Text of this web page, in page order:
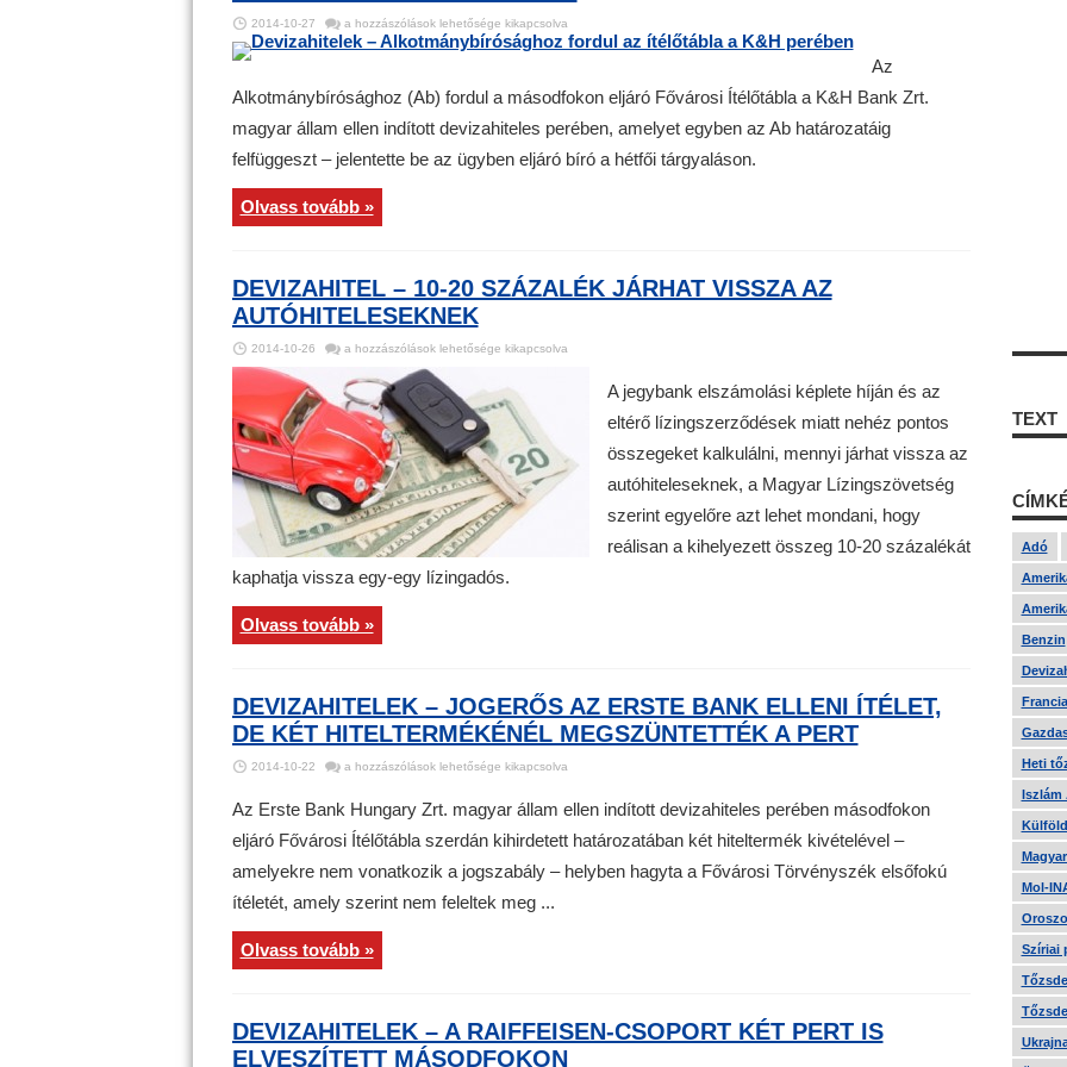
2014-10-27
Devizahitelek
–
Alkotmánybírósághoz
a
perében
a hozzászólások lehetősége kikapcsolva
Az
Alkotmánybírósághoz (Ab) fordul a másodfokon eljáró Fővárosi Ítélőtábla a K&H Bank Zrt.
magyar állam ellen indított devizahiteles perében, amelyet egyben az Ab határozatáig
felfüggeszt – jelentette be az ügyben eljáró bíró a hétfői tárgyaláson.
Olvass tovább »
DEVIZAHITEL – 10-20 SZÁZALÉK JÁRHAT VISSZA AZ
AUTÓHITELESEKNEK
2014-10-26
Devizahitel
20
százalék
járhat
vissza
az
autóhiteleseknek
bejegyzéshez
a hozzászólások lehetősége kikapcsolva
A jegybank elszámolási képlete híján és az
eltérő lízingszerződések miatt nehéz pontos
összegeket kalkulálni, mennyi járhat vissza az
autóhiteleseknek, a Magyar Lízingszövetség
szerint egyelőre azt lehet mondani, hogy
reálisan a kihelyezett összeg 10-20 százalékát
kaphatja vissza egy-egy lízingadós.
Olvass tovább »
DEVIZAHITELEK – JOGERŐS AZ ERSTE BANK ELLENI ÍTÉLET,
DE KÉT HITELTERMÉKÉNÉL MEGSZÜNTETTÉK A PERT
2014-10-22
Devizahitelek
az
Erste
Bank
elleni
de
hiteltermékénél
megszüntették
pert
bejegyzéshez
a hozzászólások lehetősége kikapcsolva
Az Erste Bank Hungary Zrt. magyar állam ellen indított devizahiteles perében másodfokon
eljáró Fővárosi Ítélőtábla szerdán kihirdetett határozatában két hiteltermék kivételével –
amelyekre nem vonatkozik a jogszabály – helyben hagyta a Fővárosi Törvényszék elsőfokú
ítéletét, amely szerint nem feleltek meg ...
Olvass tovább »
DEVIZAHITELEK – A RAIFFEISEN-CSOPORT KÉT PERT IS
ELVESZÍTETT MÁSODFOKON
TEXT
Adó
Benzin
Heti
Iszlám
Mol-
Szíriai